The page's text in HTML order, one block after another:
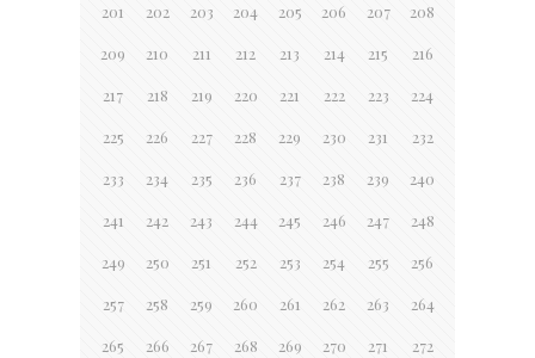
201 202 203 204 205 206 207 208
209 210 211 212 213 214 215 216
217 218 219 220 221 222 223 224
225 226 227 228 229 230 231 232
233 234 235 236 237 238 239 240
241 242 243 244 245 246 247 248
249 250 251 252 253 254 255 256
257 258 259 260 261 262 263 264
265 266 267 268 269 270 271 272